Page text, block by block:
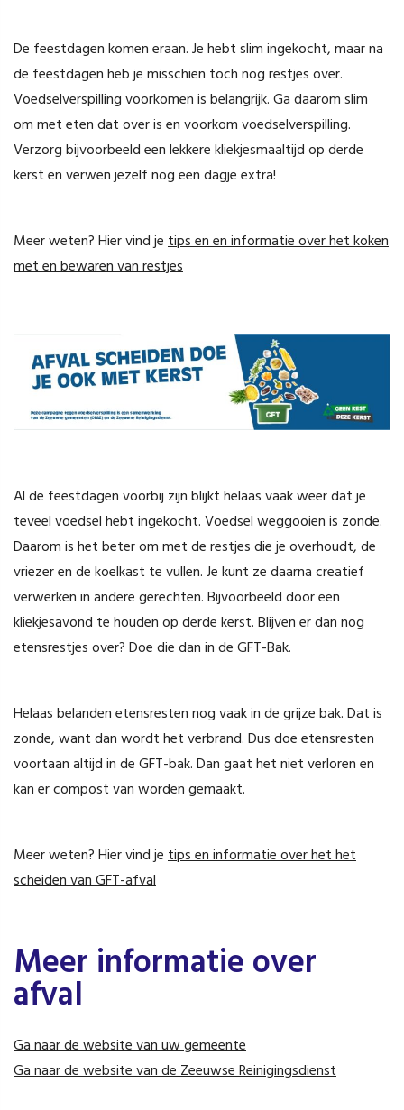
De feestdagen komen eraan. Je hebt slim ingekocht, maar na
de feestdagen heb je misschien toch nog restjes over.
Voedselverspilling voorkomen is belangrijk. Ga daarom slim
om met eten dat over is en voorkom voedselverspilling.
Verzorg bijvoorbeeld een lekkere kliekjesmaaltijd op derde
kerst en verwen jezelf nog een dagje extra!
Meer weten? Hier vind jetips en en informatie over het koken
met en bewaren van restjes
Al de feestdagen voorbij zijn blijkt helaas vaak weer dat je
teveel voedsel hebt ingekocht. Voedsel weggooien is zonde.
Daarom is het beter om met de restjes die je overhoudt, de
vriezer en de koelkast te vullen. Je kunt ze daarna creatief
verwerken in andere gerechten. Bijvoorbeeld door een
kliekjesavond te houden op derde kerst. Blijven er dan nog
etensrestjes over? Doe die dan in de GFT-Bak.
Helaas belanden etensresten nog vaak in de grijze bak. Dat is
zonde, want dan wordt het verbrand. Dus doe etensresten
voortaan altijd in de GFT-bak. Dan gaat het niet verloren en
kan er compost van worden gemaakt.
Meer weten? Hier vind jetips en informatie over het het
scheiden van GFT-afval
Meer informatie over
afval
Ga naar de website van uw gemeente
Ga naar de website van de Zeeuwse Reinigingsdienst